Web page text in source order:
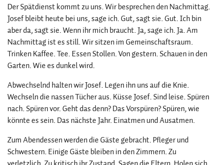
Der Spätdienst kommt zu uns. Wir besprechen den Nachmittag.
Josef bleibt heute bei uns, sage ich. Gut, sagt sie. Gut. Ich bin
aber da, sagt sie. Wenn ihr mich braucht. Ja, sage ich. Ja. Am
Nachmittag ist es still. Wir sitzen im Gemeinschaftsraum.
Trinken Kaffee. Tee. Essen Stollen. Von gestern. Schauen in den
Garten. Wie es dunkel wird.
Abwechselnd halten wir Josef. Legen ihn uns auf die Knie.
Wechseln die nassen Tücher aus. Küsse Josef. Sind leise. Spüren
nach. Spüren vor. Geht das denn? Das Vorspüren? Spüren, wie
könnte es sein. Das nächste Jahr. Einatmen und Ausatmen.
Zum Abendessen werden die Gäste gebracht. Pfleger und
Schwestern. Einige Gäste bleiben in den Zimmern. Zu